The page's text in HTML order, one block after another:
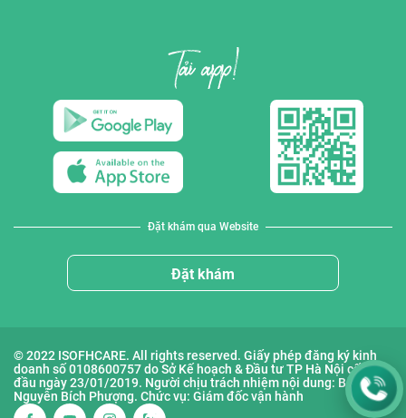
Đặt khám qua Website
Đặt khám
© 2022 ISOFHCARE. All rights reserved. Giấy phép đăng ký kinh
doanh số 0108600757 do Sở Kế hoạch & Đầu tư TP Hà Nội cấp lần
đầu ngày 23/01/2019. Người chịu trách nhiệm nội dung: Bà
Nguyễn Bích Phượng. Chức vụ: Giám đốc vận hành